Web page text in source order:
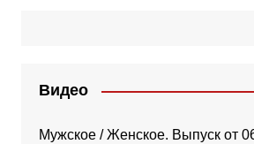
Видео
Мужское / Женское. Выпуск от